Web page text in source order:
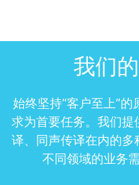
我们
始终坚持“客户至上”
求为首要任务。我们提
译、同声传译在内的多
不同领域的业务